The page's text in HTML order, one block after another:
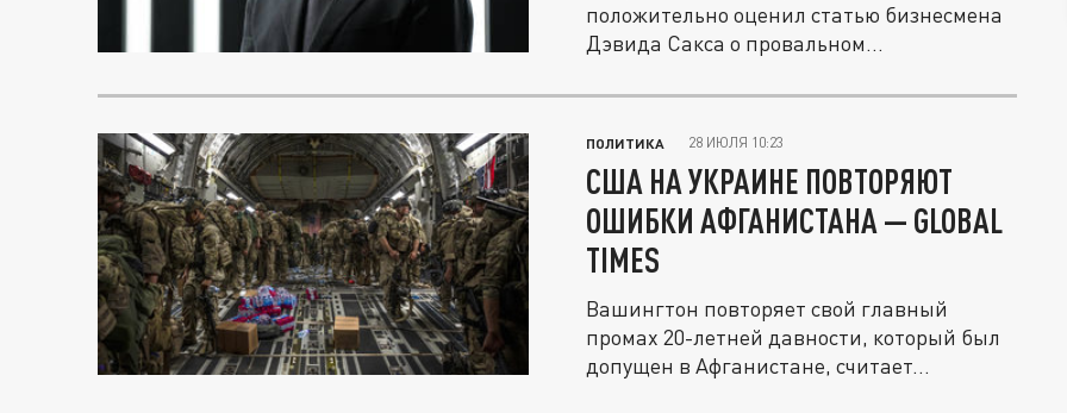
положительно оценил статью бизнесмена
Дэвида Сакса о провальном...
ПОЛИТИКА 28 ИЮЛЯ 10:23
США НА УКРАИНЕ ПОВТОРЯЮТ
ОШИБКИ АФГАНИСТАНА — GLOBAL
TIMES
Вашингтон повторяет свой главный
промах 20-летней давности, который был
допущен в Афганистане, считает...